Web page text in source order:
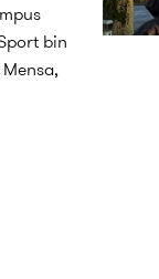
bin